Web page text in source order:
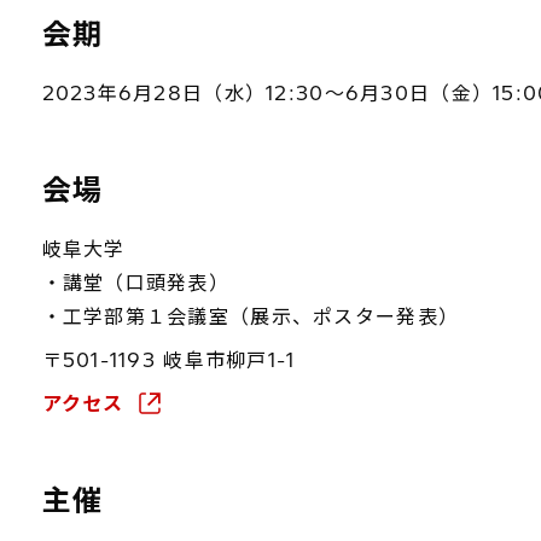
会期
2023年6月28日（水）12:30～6月30日（金）
会場
岐阜大学
・講堂（口頭発表）
・工学部第１会議室（展示、ポスター発表）
〒501-1193 岐阜市柳戸1-1
アクセス
主催